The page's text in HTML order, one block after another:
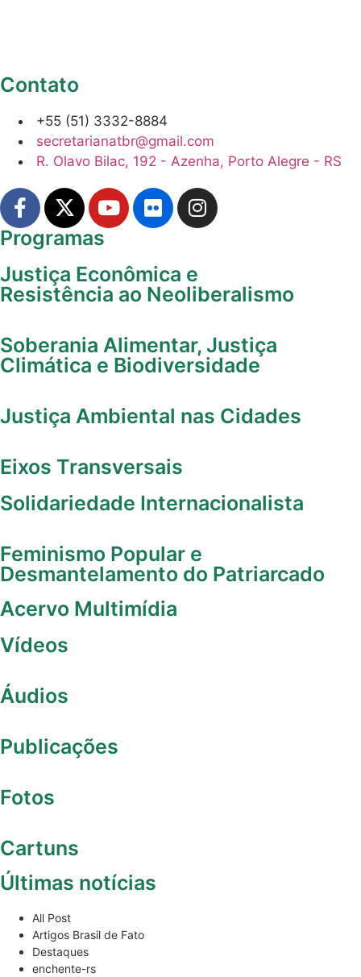
Contato
+55 (51) 3332-8884
secretarianatbr@gmail.com
R. Olavo Bilac, 192 - Azenha, Porto Alegre - RS
Programas
Justiça Econômica e
Resistência ao Neoliberalismo
Soberania Alimentar, Justiça
Climática e Biodiversidade
Justiça Ambiental nas Cidades
Eixos Transversais
Solidariedade Internacionalista
Feminismo Popular e
Desmantelamento do Patriarcado
Acervo Multimídia
Vídeos
Áudios
Publicações
Fotos
Cartuns
Últimas notícias
All Post
Artigos Brasil de Fato
Destaques
enchente-rs